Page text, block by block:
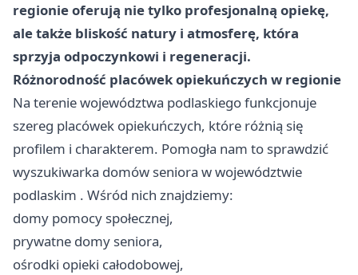
regionie oferują nie tylko profesjonalną opiekę,
ale także bliskość natury i atmosferę, która
sprzyja odpoczynkowi i regeneracji.
Różnorodność placówek opiekuńczych w regionie
Na terenie województwa podlaskiego funkcjonuje
szereg placówek opiekuńczych, które różnią się
profilem i charakterem. Pomogła nam to sprawdzić
wyszukiwarka domów seniora w województwie
podlaskim . Wśród nich znajdziemy:
domy pomocy społecznej,
prywatne domy seniora,
ośrodki opieki całodobowej,